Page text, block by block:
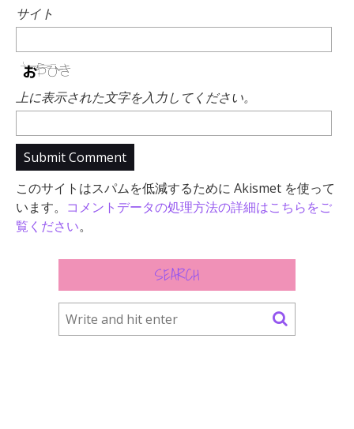
サイト
上に表示された文字を入力してください。
このサイトはスパムを低減するために Akismet を使って
います。 コメントデータの処理方法の詳細はこちらをご
覧ください。
SEARCH